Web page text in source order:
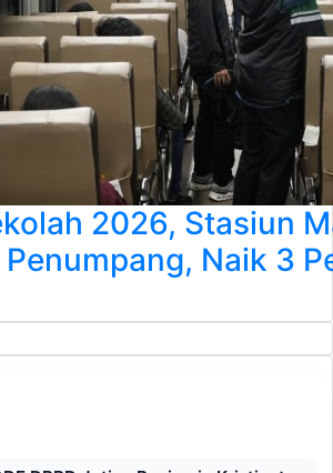
2026, Stasiun
Naik 3